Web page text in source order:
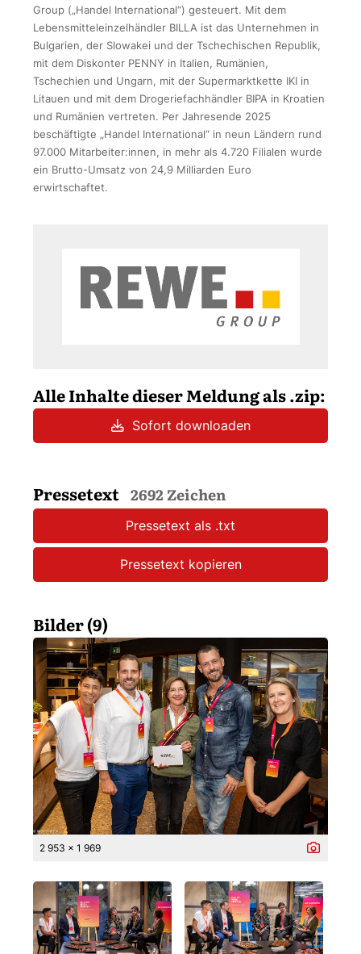
Group („Handel International“) gesteuert. Mit dem
Lebensmitteleinzelhändler BILLA ist das Unternehmen in
Bulgarien, der Slowakei und der Tschechischen Republik,
mit dem Diskonter PENNY in Italien, Rumänien,
Tschechien und Ungarn, mit der Supermarktkette IKI in
Litauen und mit dem Drogeriefachhändler BIPA in Kroatien
und Rumänien vertreten. Per Jahresende 2025
beschäftigte „Handel International“ in neun Ländern rund
97.000 Mitarbeiter:innen, in mehr als 4.720 Filialen wurde
ein Brutto-Umsatz von 24,9 Milliarden Euro
erwirtschaftet.
Alle Inhalte dieser Meldung als .zip:
Sofort downloaden
Pressetext 2692 Zeichen
Pressetext als .txt
Pressetext kopieren
Bilder (9)
2 953 x 1 969